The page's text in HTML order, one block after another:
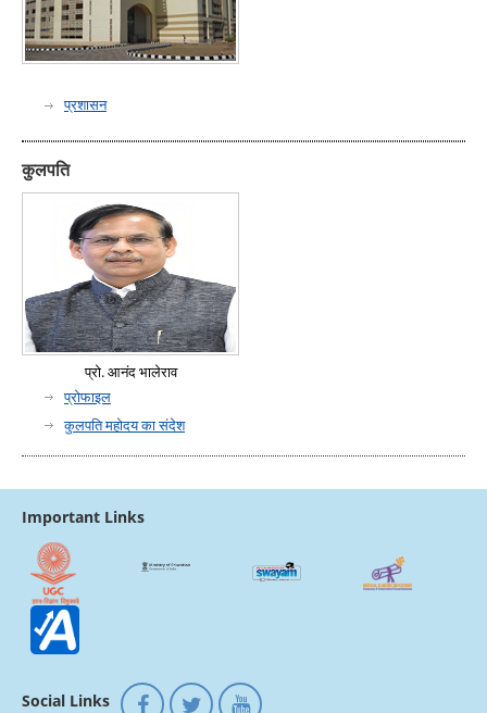
प्रशासन
कुलपति
प्रो. आनंद भालेराव
प्रोफाइल
कुलपति महोदय का संदेश
Important Links
Social Links